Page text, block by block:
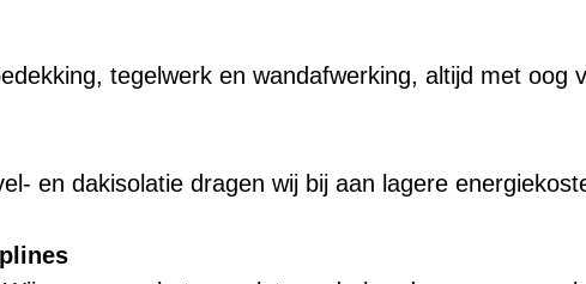
tegelwerk en wandafwerking, altijd met oog
en dakisolatie dragen wij bij aan lagere